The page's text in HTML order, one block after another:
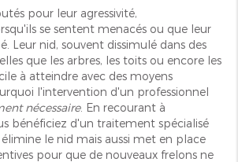
pour leur agressivité,
se sentent menacés ou que leur
Leur nid, souvent dissimulé dans des
que les arbres, les toits ou encore les
à atteindre avec des moyens
l'intervention d'un professionnel
nécessaire. En recourant à
bénéficiez d'un traitement spécialisé
le nid mais aussi met en place
pour que de nouveaux frelons ne